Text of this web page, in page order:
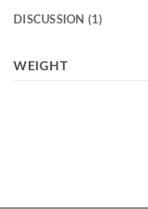
DISCUSSION (1)
WEIGHT